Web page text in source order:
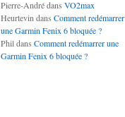
Pierre-Andrédans VO2max
Heurtevin dans Comment redémarrer
une Garmin Fenix 6 bloquée ?
Phildans Comment redémarrer une
Garmin Fenix 6 bloquée ?